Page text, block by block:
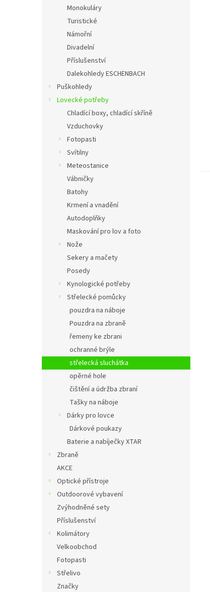
Monokuláry
Turistické
Námořní
Divadelní
Příslušenství
Dalekohledy ESCHENBACH
Puškohledy
Lovecké potřeby
Chladící boxy, chladící skříně
Vzduchovky
Fotopasti
Svítilny
Meteostanice
Vábničky
Batohy
Krmení a vnadění
Autodoplňky
Maskování pro lov a foto
Nože
Sekery a mačety
Posedy
Kynologické potřeby
Střelecké pomůcky
pouzdra na náboje
Pouzdra na zbraně
řemeny ke zbrani
ochranné brýle
střelecká sluchátka
opěrné hole
čištění a údržba zbraní
Tašky na náboje
Dárky pro lovce
Dárkové poukazy
Baterie a nabíječky XTAR
Zbraně
AKCE
Optické přístroje
Outdoorové vybavení
Zvýhodněné sety
Příslušenství
Kolimátory
Velkoobchod
Fotopasti
Střelivo
Značky